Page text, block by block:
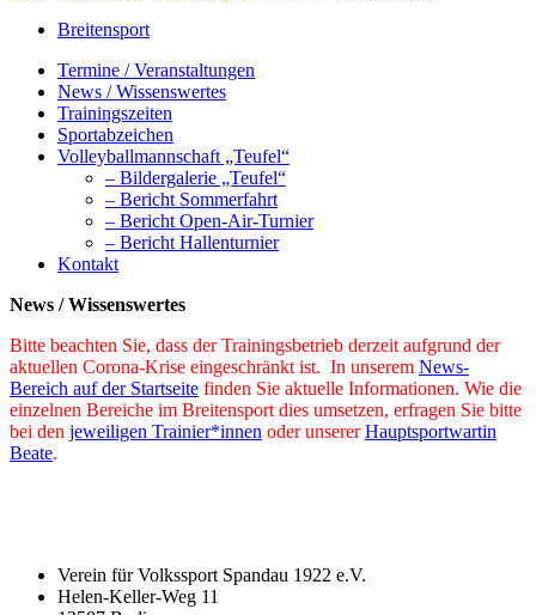
Breitensport
Termine / Veranstaltungen
News / Wissenswertes
Trainingszeiten
Sportabzeichen
Volleyballmannschaft „Teufel“
– Bildergalerie „Teufel“
– Bericht Sommerfahrt
– Bericht Open-Air-Turnier
– Bericht Hallenturnier
Kontakt
News / Wissenswertes
Bitte beachten Sie, dass der Trainingsbetrieb derzeit aufgrund der
aktuellen Corona-Krise eingeschränkt ist. In unserem News-
Bereich auf der Startseite finden Sie aktuelle Informationen. Wie die
einzelnen Bereiche im Breitensport dies umsetzen, erfragen Sie bitte
bei den jeweiligen Trainier*innen oder unsererHauptsportwartin
Beate.
Verein für Volkssport Spandau 1922 e.V.
Helen-Keller-Weg 11